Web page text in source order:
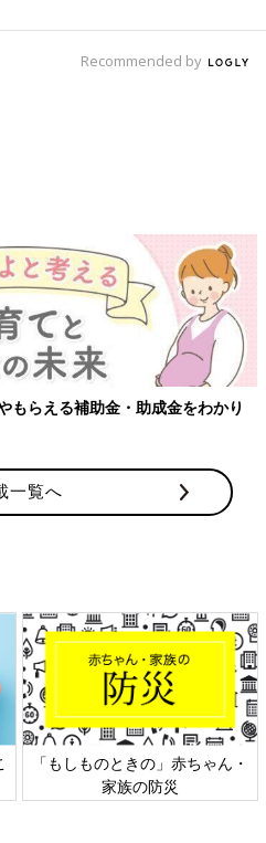
Recommended by
婦の感染症対策、知っておいて！
一覧へ
六星占術 細木かおりさんの人生
相談